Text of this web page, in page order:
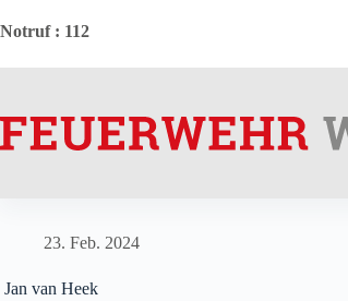
Inhalt
Notruf: 112
23. Feb. 2024
Jan van Heek